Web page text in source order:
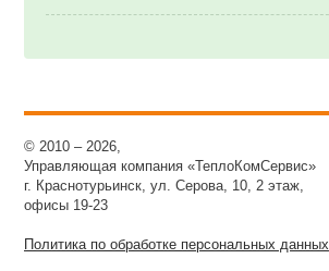
© 2010 – 2026,
Управляющая компания «ТеплоКомСервис»
г. Краснотурьинск, ул. Серова, 10, 2 этаж,
офисы 19-23
Политика по обработке персональных данных